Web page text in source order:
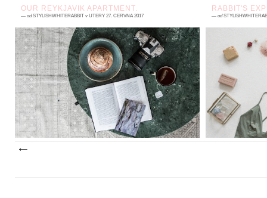
OUR REYKJAVIK APARTMENT.
— odSTYLISHWHITERABBIT v ÚTERÝ 27. ČERVNA 2017
3 komentářů
Naše islandské airbnb bylo příjemným
překvapením a tak trochu světlem na konci
tunelu po dvanáctihodinovém cestování
letadlem a nocování na...
RABBIT'S
— od
3